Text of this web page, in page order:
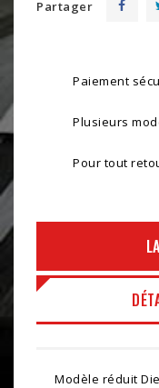
Partager
Paiement
Plusieurs
Pour tout
Modèle réduit